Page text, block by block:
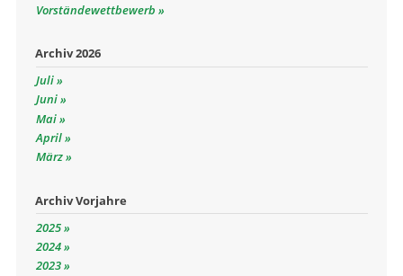
Vorständewettbewerb
Archiv 2026
Juli
Juni
Mai
April
März
Archiv Vorjahre
2025
2024
2023